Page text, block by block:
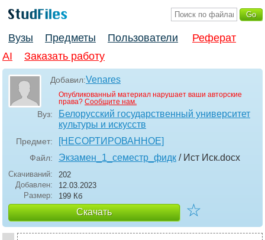
Вузы Предметы Пользователи
Реферат
AI
Заказать работу
Добавил:Venares
Опубликованный материал нарушает ваши авторские
права? Сообщите нам.
Вуз:
Белорусский государственный университет
культуры и искусств
Предмет: [НЕСОРТИРОВАННОЕ]
Файл: Экзамен_1_семестр_фидк / Ист Иск.docx
Скачиваний:
202
Добавлен:
12.03.2023
Размер:
199 Кб
Скачать ☆